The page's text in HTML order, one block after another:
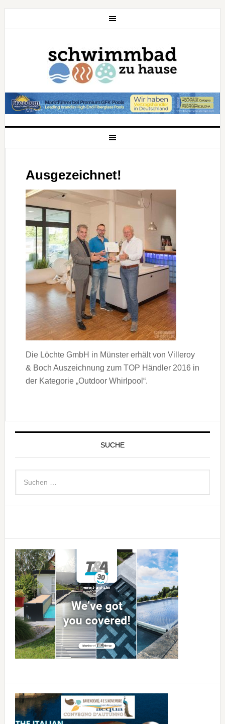
Ausgezeichnet!
Die Löchte GmbH in Münster erhält von Villeroy
& Boch Auszeichnung zum TOP Händler 2016 in
der Kategorie „Outdoor Whirlpool“.
SUCHE